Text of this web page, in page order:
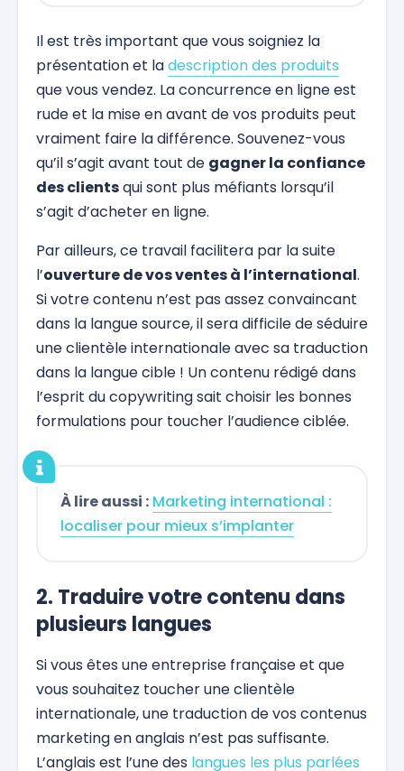
Il est très important que vous soigniez la
présentation et ladescription des produits
que vous vendez. La concurrence en ligne est
rude et la mise en avant de vos produits peut
vraiment faire la différence. Souvenez-vous
qu’il s’agit avant tout de gagner la confiance
des clientsqui sont plus méfiants lorsqu’il
s’agit d’acheter en ligne.
Par ailleurs, ce travail facilitera par la suite
l’ouverture de vos ventes à l’international.
Si votre contenu n’est pas assez convaincant
dans la langue source, il sera difficile de séduire
une clientèle internationale avec sa traduction
dans la langue cible ! Un contenu rédigé dans
l’esprit du copywriting sait choisir les bonnes
formulations pour toucher l’audience ciblée.
À lire aussi : Marketing international :
localiser pour mieux s’implanter
2. Traduire votre contenu dans
plusieurs langues
Si vous êtes une entreprise française et que
vous souhaitez toucher une clientèle
internationale, une traduction de vos contenus
marketing en anglais n’est pas suffisante.
L’anglais est l’une des langues les plus parlées